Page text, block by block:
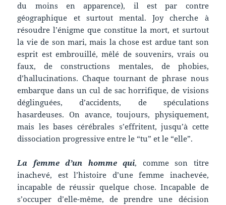
du moins en apparence), il est par contre
géographique et surtout mental. Joy cherche à
résoudre l’énigme que constitue la mort, et surtout
la vie de son mari, mais la chose est ardue tant son
esprit est embrouillé, mêlé de souvenirs, vrais ou
faux, de constructions mentales, de phobies,
d’hallucinations. Chaque tournant de phrase nous
embarque dans un cul de sac horrifique, de visions
déglinguées, d’accidents, de spéculations
hasardeuses. On avance, toujours, physiquement,
mais les bases cérébrales s’effritent, jusqu’à cette
dissociation progressive entre le “tu” et le “elle”.
La femme d’un homme qui, comme son titre
inachevé, est l’histoire d’une femme inachevée,
incapable de réussir quelque chose. Incapable de
s’occuper d’elle-même, de prendre une décision